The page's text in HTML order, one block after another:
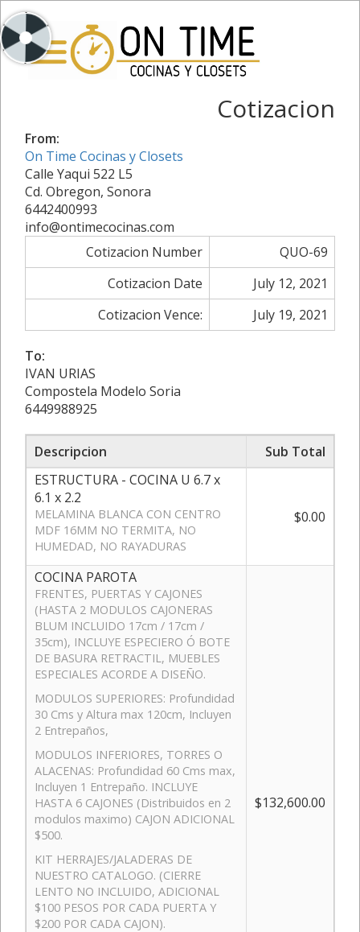
Cotizacion
From:
On Time Cocinas y Closets
Calle Yaqui 522 L5
Cd. Obregon, Sonora
6442400993
info@ontimecocinas.com
Cotizacion Number
QUO-69
Cotizacion Date
July 12, 2021
Cotizacion Vence:
July 19, 2021
To:
IVAN URIAS
Compostela Modelo Soria
6449988925
Descripcion
Sub Total
ESTRUCTURA - COCINA U 6.7 x
6.1 x 2.2
MELAMINA BLANCA CON CENTRO
MDF 16MM NO TERMITA, NO
HUMEDAD, NO RAYADURAS
$0.00
COCINA PAROTA
FRENTES, PUERTAS Y CAJONES
(HASTA 2 MODULOS CAJONERAS
BLUM INCLUIDO 17cm / 17cm /
35cm), INCLUYE ESPECIERO Ó BOTE
DE BASURA RETRACTIL, MUEBLES
ESPECIALES ACORDE A DISEÑO.
MODULOS SUPERIORES: Profundidad
30 Cms y Altura max 120cm, Incluyen
2 Entrepaños,
MODULOS INFERIORES, TORRES O
ALACENAS: Profundidad 60 Cms max,
Incluyen 1 Entrepaño. INCLUYE
HASTA 6 CAJONES (Distribuidos en 2
modulos maximo) CAJON ADICIONAL
$500.
KIT HERRAJES/JALADERAS DE
NUESTRO CATALOGO. (CIERRE
LENTO NO INCLUIDO, ADICIONAL
$100 PESOS POR CADA PUERTA Y
$200 POR CADA CAJON).
$132,600.00